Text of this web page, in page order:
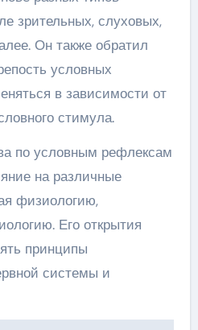
зрительных, слуховых,
Он также обратил
условных
в зависимости от
стимула.
по условным рефлексам
на различные
физиологию,
Его открытия
принципы
системы и